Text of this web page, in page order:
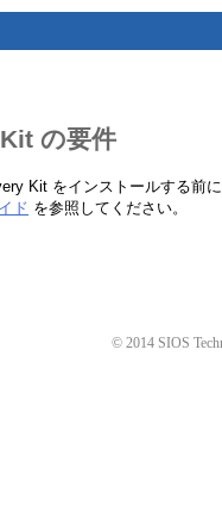
の要件
Kit をインストールする前
ド を参照してください。
© 2014 SIOS